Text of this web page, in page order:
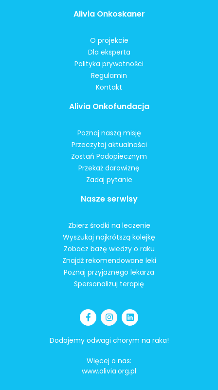
Alivia Onkoskaner
O projekcie
Dla eksperta
Polityka prywatności
Regulamin
Kontakt
Alivia Onkofundacja
Poznaj naszą misję
Przeczytaj aktualności
Zostań Podopiecznym
Przekaż darowiznę
Zadaj pytanie
Nasze serwisy
Zbierz środki na leczenie
Wyszukaj najkrótszą kolejkę
Zobacz bazę wiedzy o raku
Znajdź rekomendowane leki
Poznaj przyjaznego lekarza
Spersonalizuj terapię
Dodajemy odwagi chorym na raka!
Więcej o nas:
www.alivia.org.pl